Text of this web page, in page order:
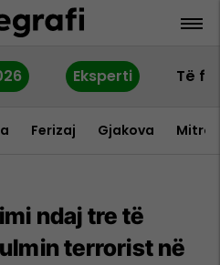
Eksperti Të
Ferizaj Gjakova
ndaj tre të
terrorist në